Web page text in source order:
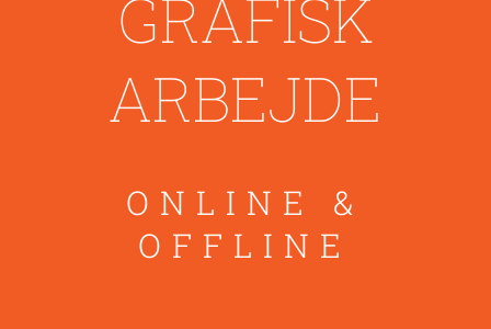
GRAFISK
ARBEJDE
ONLINE &
OFFLINE